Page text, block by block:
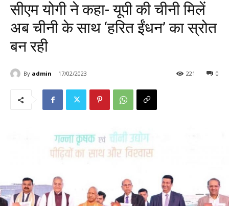
सीएम योगी ने कहा- यूपी की चीनी मिलें
अब चीनी के साथ ‘हरित ईंधन’ का स्रोत
बन रही
By admin 17/02/2023 0
221